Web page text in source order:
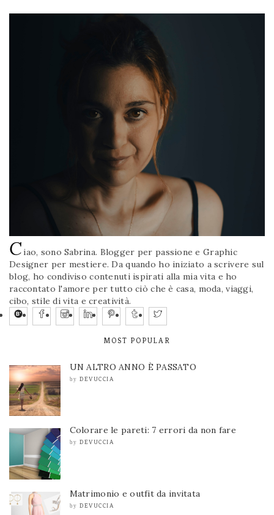
Ciao, sono Sabrina. Blogger per passione e Graphic
Designer per mestiere. Da quando ho iniziato a scrivere sul
blog, ho condiviso contenuti ispirati alla mia vita e ho
raccontato l'amore per tutto ciò che è casa, moda, viaggi,
cibo, stile di vita e creatività.
MOST POPULAR
UN ALTRO ANNO È PASSATO
by DEVUCCIA
Colorare le pareti: 7 errori da non fare
by DEVUCCIA
Matrimonio e outfit da invitata
by DEVUCCIA